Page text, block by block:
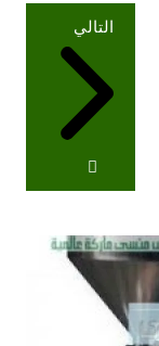
التالي